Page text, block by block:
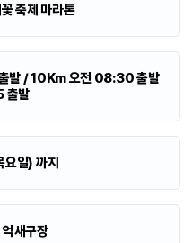
축제 마라톤
발 / 10Km 오전 08:30 출발
출발
일) 까지
새구장